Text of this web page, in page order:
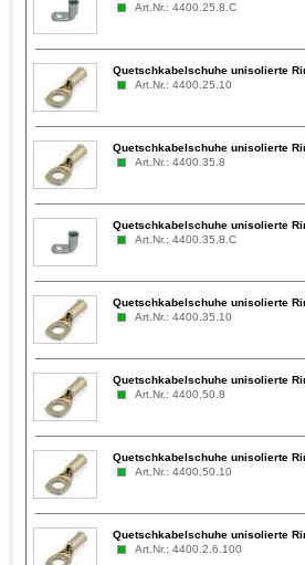
Art.Nr.: 4400.25.8.C
Quetschkabelschuhe unisolierte
Art.Nr.: 4400.25.10
Quetschkabelschuhe unisolierte
Art.Nr.: 4400.35.8
Quetschkabelschuhe unisolierte
Art.Nr.: 4400.35.8.C
Quetschkabelschuhe unisolierte
Art.Nr.: 4400.35.10
Quetschkabelschuhe unisolierte
Art.Nr.: 4400.50.8
Quetschkabelschuhe unisolierte
Art.Nr.: 4400.50.10
Quetschkabelschuhe unisolierte
Art.Nr.: 4400.2.6.100